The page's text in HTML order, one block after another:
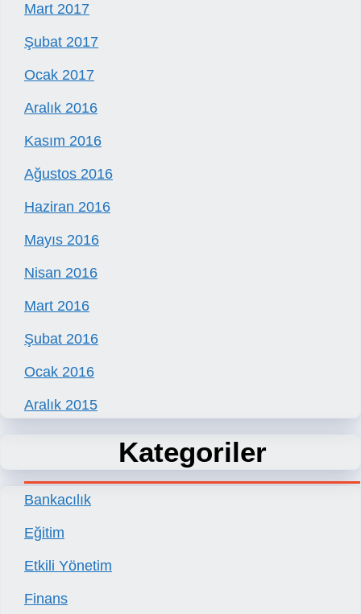
Mart 2017
Şubat 2017
Ocak 2017
Aralık 2016
Kasım 2016
Ağustos 2016
Haziran 2016
Mayıs 2016
Nisan 2016
Mart 2016
Şubat 2016
Ocak 2016
Aralık 2015
Kategoriler
Bankacılık
Eğitim
Etkili Yönetim
Finans